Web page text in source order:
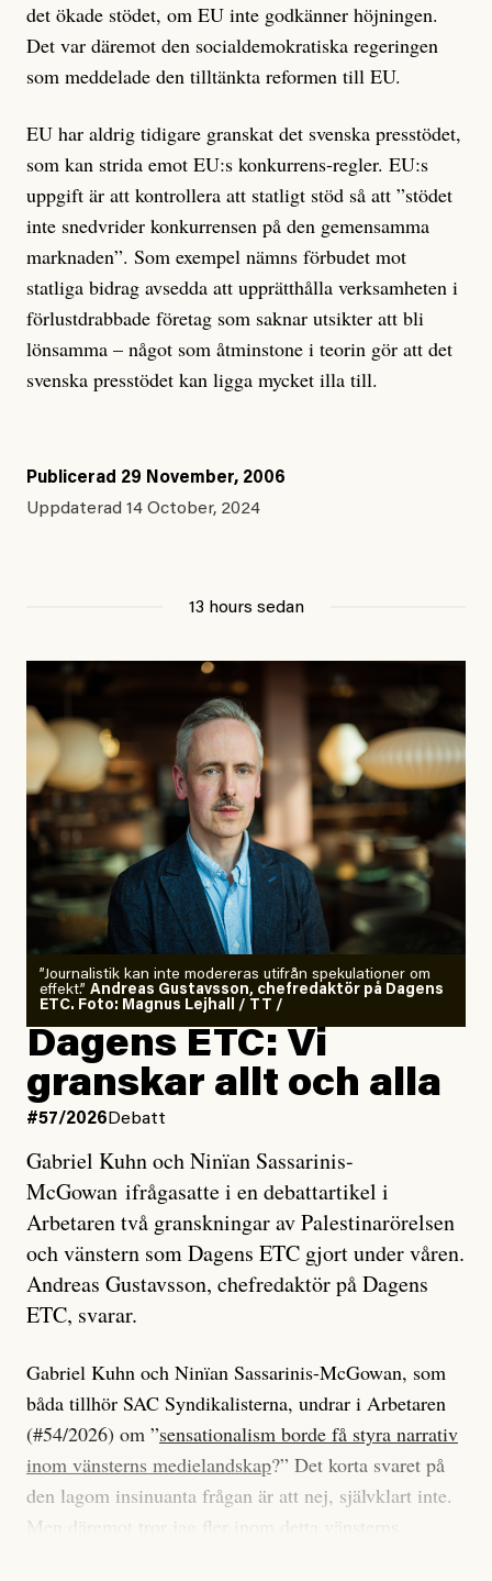
det ökade stödet, om EU inte godkänner höjningen.
Det var däremot den socialdemokratiska regeringen
som meddelade den tilltänkta reformen till EU.
EU har aldrig tidigare granskat det svenska presstödet,
som kan strida emot EU:s konkurrens-regler. EU:s
uppgift är att kontrollera att statligt stöd så att ”stödet
inte snedvrider konkurrensen på den gemensamma
marknaden”. Som exempel nämns förbudet mot
statliga bidrag avsedda att upprätthålla verksamheten i
förlustdrabbade företag som saknar utsikter att bli
lönsamma – något som åtminstone i teorin gör att det
svenska presstödet kan ligga mycket illa till.
Publicerad 29 November, 2006
Uppdaterad 14 October, 2024
13 hours sedan
”Journalistik kan inte modereras utifrån spekulationer om
effekt.” Andreas Gustavsson, chefredaktör på Dagens
ETC. Foto: Magnus Lejhall / TT /
Dagens ETC: Vi
granskar allt och alla
#57/2026 Debatt
Gabriel Kuhn och Ninïan Sassarinis-
McGowan ifrågasatte i en debattartikel i
Arbetaren två granskningar av Palestinarörelsen
och vänstern som Dagens ETC gjort under våren.
Andreas Gustavsson, chefredaktör på Dagens
ETC, svarar.
Gabriel Kuhn och Ninïan Sassarinis-McGowan, som
båda tillhör SAC Syndikalisterna, undrar i Arbetaren
(#54/2026) om ”sensationalism borde få styra narrativ
inom vänsterns medielandskap?” Det korta svaret på
den lagom insinuanta frågan är att nej, självklart inte.
Men däremot tror jag fler inom detta vänsterns